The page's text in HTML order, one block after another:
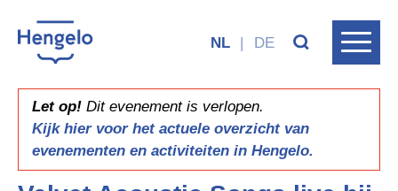
NL | DE
Let op! Dit evenement is verlopen.
Kijk hier voor het actuele overzicht van
evenementen en activiteiten in Hengelo.